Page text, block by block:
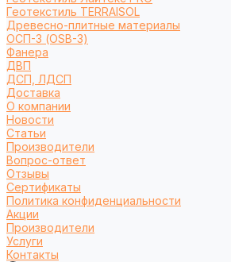
Геотекстиль TERRAISOL
Древесно-плитные материалы
ОСП-3 (OSB-3)
Фанера
ДВП
ДСП, ЛДСП
Доставка
О компании
Новости
Статьи
Производители
Вопрос-ответ
Отзывы
Сертификаты
Политика конфиденциальности
Акции
Производители
Услуги
Контакты